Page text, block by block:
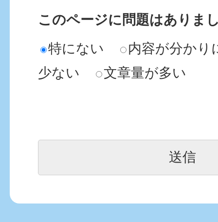
このページに問題はありま
特にない
内容が分かり
少ない
文章量が多い